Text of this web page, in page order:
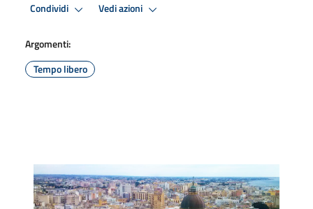
Condividi Vedi azioni
Argomenti:
Tempo libero